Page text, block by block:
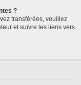
?
transférées, veuillez
et suivre les liens vers